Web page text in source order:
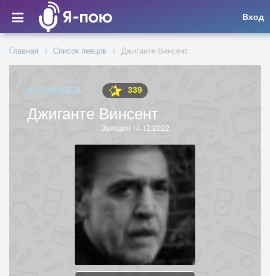
Вход
Главная Список певцов Джиганте Винсент
ИСПОЛНИТЕЛЬ 339
Джиганте Винсент
Заходил 14.12.2022